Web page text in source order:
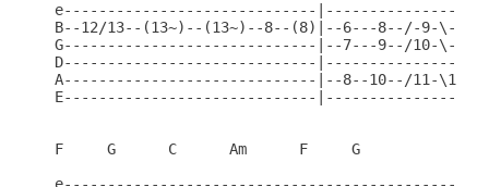
e-----------------------------
B--12/13--(13~)--(13~)--8--(8)|--6---8--/-9-\-
G-----------------------------|--7---9--/10-\-
D-----------------------------
A-----------------------------|--8--10--/11-
E-----------------------------
F     G      C      Am      F     G